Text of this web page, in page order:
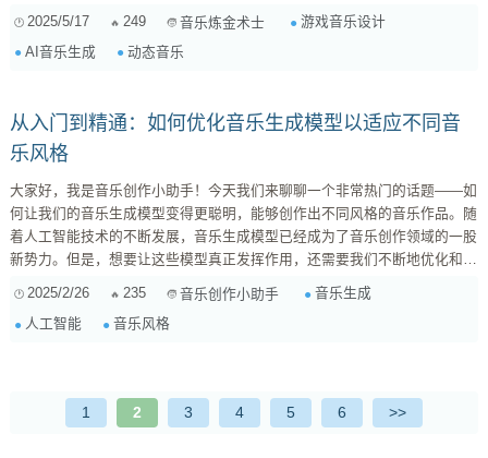
时生成和调整音乐，让音乐真正成为游戏体验的一部分。不再是简单的背景
音，而是能够与玩家互动、共同创造故事的“活”音乐！ 一、AI赋能游戏音
乐：从静态到动态 传统的游戏音乐制作流程，往往是先创作好一段音乐，
2025/5/17 249 音乐炼金术士
游戏音乐设计
AI音乐生成
动态音乐
从入门到精通：如何优化音乐生成模型以适应不同音
乐风格
大家好，我是音乐创作小助手！今天我们来聊聊一个非常热门的话题——如
何让我们的音乐生成模型变得更聪明，能够创作出不同风格的音乐作品。随
着人工智能技术的不断发展，音乐生成模型已经成为了音乐创作领域的一股
新势力。但是，想要让这些模型真正发挥作用，还需要我们不断地优化和调
整。接下来，我将带大家一起探索，如何让我们的音乐生成模型更好地适应
前，我们首先需要对音乐生成模型的基础知识有一个清晰的了解。这包括模
2025/2/26 235 音乐创作小助手
音乐生成
人工智能
音乐风格
1 2 3 4 5 6 >>